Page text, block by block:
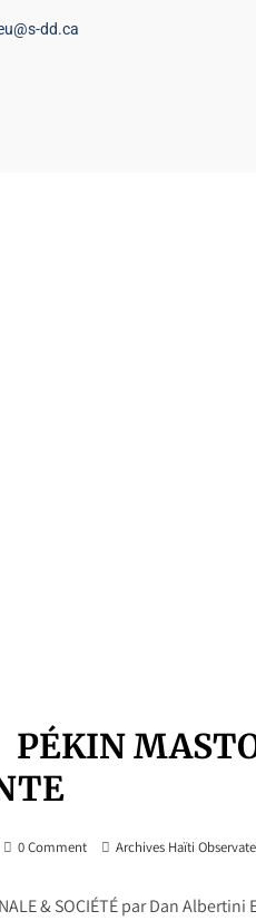
dd.ca
PÉKIN
0 Comment Archives Haïti
& SOCIÉTÉ par Dan